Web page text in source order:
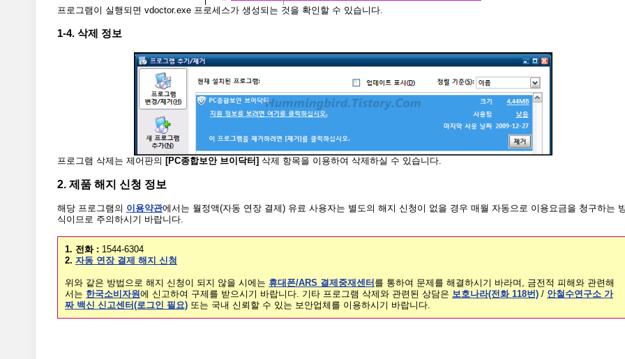
프로그램이 실행되면 vdoctor.exe 프로세스가 생성되는 것을 확인할 수 있습니다.
1-4. 삭제 정보
프로그램 삭제는 제어판의 [PC종합보안 브이닥터] 삭제 항목을 이용하여 삭제하실 수 있습니다.
2. 제품 해지 신청 정보
해당 프로그램의 이용약관에서는 월정액(자동 연장 결제) 유료 사용자는 별도의 해지 신청이 없을 경우 매월 자동으로 이용요금을 청구하는
식이므로 주의하시기 바랍니다.
1. 전화 : 1544-6304
2. 자동 연장 결제 해지 신청
위와 같은 방법으로 해지 신청이 되지 않을 시에는 휴대폰/ARS 결제중재센터 를 통하여 문제를 해결하시기 바라며, 금전적 피해와 관련해
서는 한국소비자원에 신고하여 구제를 받으시기 바랍니다. 기타 프로그램 삭제와 관련된 상담은 보호나라(전화 118번) / 안철수연구소 가
짜 백신 신고센터(로그인 필요) 또는 국내 신뢰할 수 있는 보안업체를 이용하시기 바랍니다.